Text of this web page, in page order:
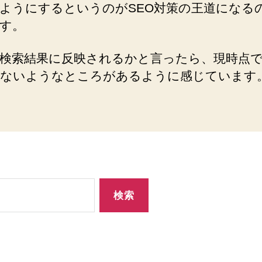
うにするというのがSEO対策の王道になる
。
索結果に反映されるかと言ったら、現時点
いようなところがあるように感じています